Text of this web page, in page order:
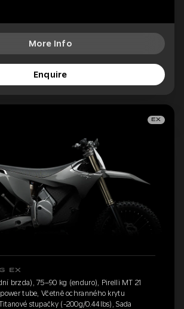
More Info
Enquire
EX
EX
brzda), 75–90 kg (enduro), Pirelli MT 21
power tube, Včetně ochranného krytu
stupačky (-200g/0.44lbs), Sada